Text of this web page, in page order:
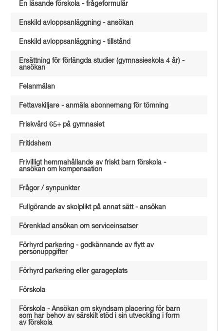
En läsande förskola - frågeformulär
Enskild avloppsanläggning - ansökan
Enskild avloppsanläggning - tillstånd
Ersättning för förlängda studier (gymnasieskola 4 år) -
ansökan
Felanmälan
Fettavskiljare - anmäla abonnemang för tömning
Friskvård 65+ på gymnasiet
Fritidshem
Frivilligt hemmahållande av friskt barn förskola -
ansökan om kompensation
Frågor / synpunkter
Fullgörande av skolplikt på annat sätt - ansökan
Förenklad ansökan om serviceinsatser
Förhyrd parkering - godkännande av flytt av
personuppgifter
Förhyrd parkering eller garageplats
Förskola
Förskola - Ansökan om skyndsam placering för barn
som har behov av särskilt stöd i sin utveckling i form
av förskola